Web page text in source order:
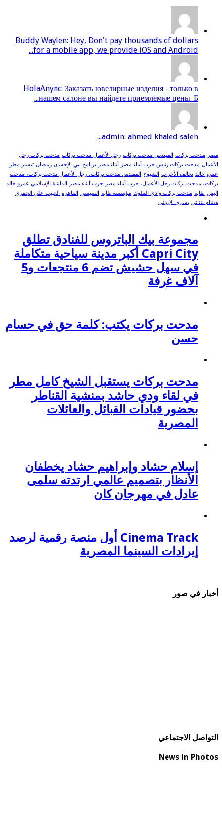
Buddy Waylen: Hey, Don't pay thousands of dollars
for a mobile app, we provide iOS and Android...
HolaAnync: Заказать ювелирные изделия - только в
нашем салоне вы найдете приемлемые цены. Б...
admin: ahmed khaled saleh...
مصر مدحت بركات المهندس مدحت بركات رجل الأعمال مدحت بركات مدحت بركات رجل
الأعمال مدحت بركات رئيس حزب أبناء مصر أبناء مصر برنامج نبي الإحسان رمضان تيسير مطر
عمرو خالد تحالف الأحزاب الشيوخ المهندس مدحت بركات، رجل الأعمال مدحت بركات، مدحت
بركات، مدحت بركات رجل الأعمال، حزب أبناء مصر
حزب أبناء مصر
الداعية الإسلامي عمرو خالد
اليمن طابة مدحت بركات وادي الملوك مؤسسة طابة السيسي القاهرة الحبيب علي الجفري
هشام عناني بشرى الإرياني
مجموعة بيك الباتروس للفنادق تطلق
Capri City أكبر مدينة سياحية متكاملة
في سهل حشيش تضم 6 منتجعات و5
آلاف غرفة
مدحت بركات يكتب: كلمة حق في حسام
حسن
مدحت بركات يستقبل الشيخ كامل مطر
في لقاء ودي حاشد بمنشية القناطر
بحضور قيادات القبائل والعائلات
المصرية
إسلام حشاد وإبراهيم حشاد يخطفان
الأنظار بتصميم عالمي ارتدته سلمى
عادل في مهرجان كان
Cinema Track أول منصة رقمية لرصد
إيرادات السينما المصرية
أخبار في صور
التواصل الاجتماعي
News in Photos